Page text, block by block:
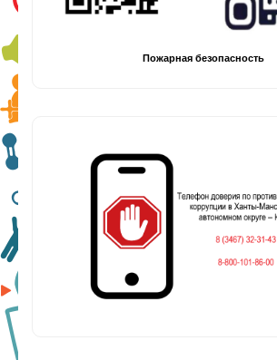
Пожарная безопасность